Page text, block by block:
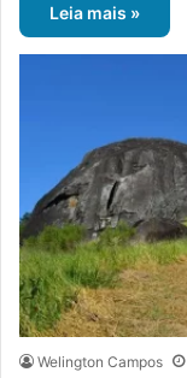
Leia mais »
Welington Campos